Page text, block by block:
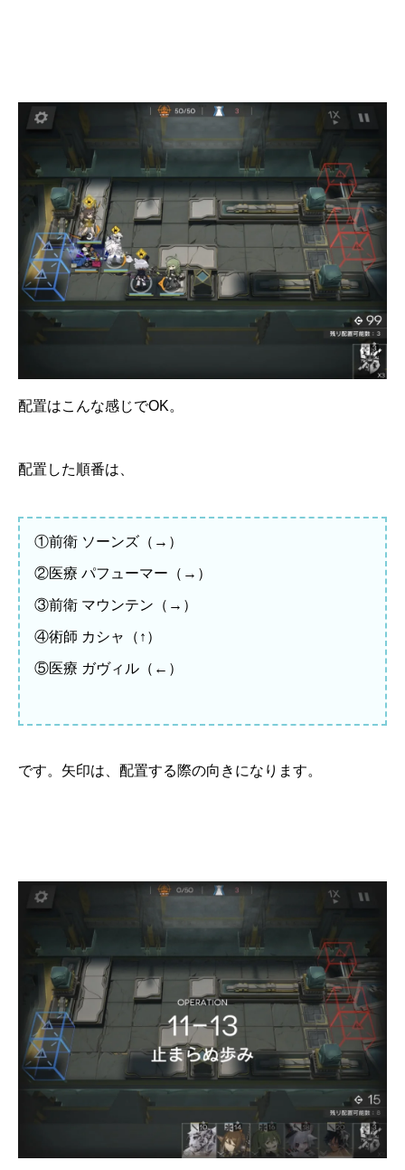
配置はこんな感じでOK。
配置した順番は、
①前衛 ソーンズ（→）
②医療 パフューマー（→）
③前衛 マウンテン（→）
④術師 カシャ（↑）
⑤医療 ガヴィル（←）
です。矢印は、配置する際の向きになります。